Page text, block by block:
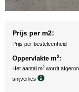
Prijs per m2:
Prijs per besteleenheid
Oppervlakte m2:
Het aantal m2 wordt
snijverlies